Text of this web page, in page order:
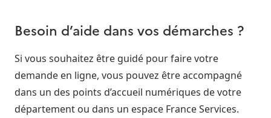
Besoin d’aide dans vos démarches ?
Si vous souhaitez être guidé pour faire votre
demande en ligne, vous pouvez être accompagné
dans un des points d’accueil numériques de votre
département ou dans un espace France Services.